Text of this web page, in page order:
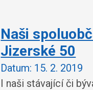
Naši
Jizerské 50
Datum: 15. 2. 2019
I naši stávající či